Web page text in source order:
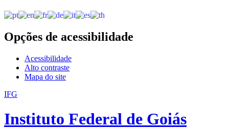
Opções de acessibilidade
Acessibilidade
Alto contraste
Mapa do site
IFG
Instituto Federal de Goiás